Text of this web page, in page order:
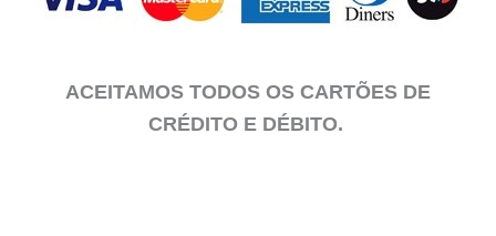
ACEITAMOS TODOS OS CARTÕES DE
CRÉDITO E DÉBITO.